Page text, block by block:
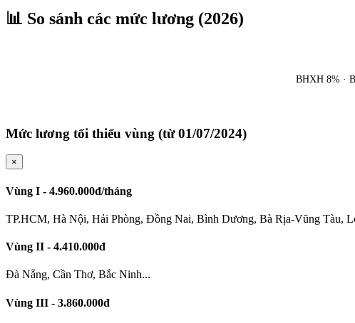
📊 So sánh các mức lương (2026)
BHXH 8% ·
Mức lương tối thiểu vùng (từ 01/07/2024)
×
Vùng I - 4.960.000đ/tháng
TP.HCM, Hà Nội, Hải Phòng, Đồng Nai, Bình Dương, Bà Rịa-Vũng Tàu,
Vùng II - 4.410.000đ
Đà Nẵng, Cần Thơ, Bắc Ninh...
Vùng III - 3.860.000đ